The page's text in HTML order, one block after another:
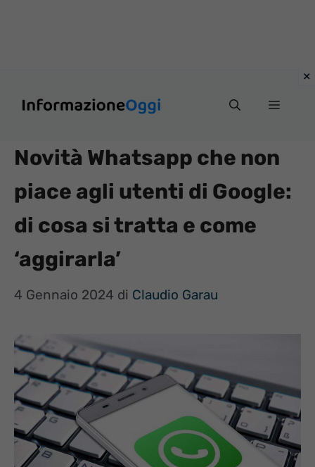
Menu
Novità Whatsapp che non
piace agli utenti di Google:
di cosa si tratta e come
‘aggirarla’
4 Gennaio 2024 di Claudio Garau